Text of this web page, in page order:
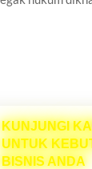
KUNJUNGI
UNTUK
BISNIS ANDA